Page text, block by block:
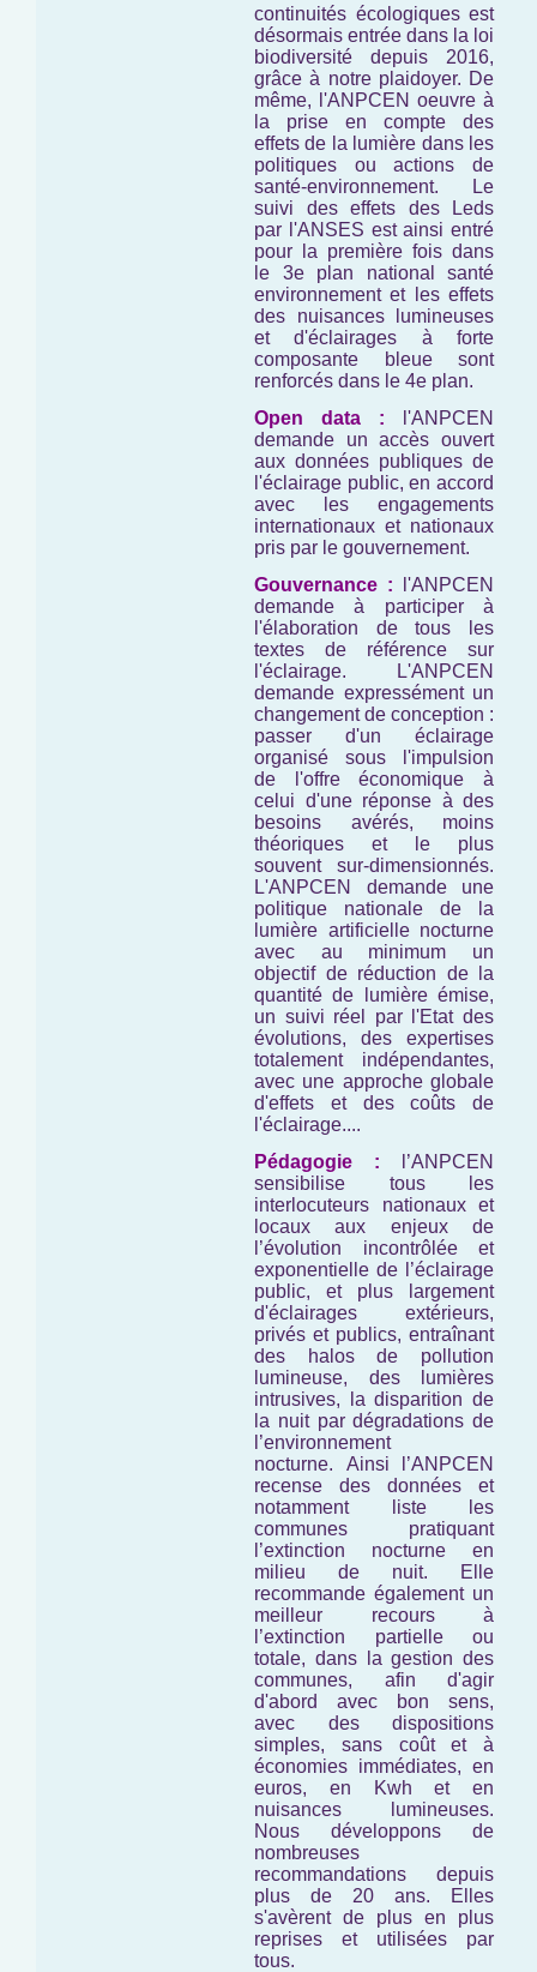
continuités écologiques est
désormais entrée dans la loi
biodiversité depuis 2016,
grâce à notre plaidoyer. De
même, l'ANPCEN oeuvre à
la prise en compte des
effets de la lumière dans les
politiques ou actions de
santé-environnement. Le
suivi des effets des Leds
par l'ANSES est ainsi entré
pour la première fois dans
le 3e plan national santé
environnement et les effets
des nuisances lumineuses
et d'éclairages à forte
composante bleue sont
renforcés dans le 4e plan.
Open data : l'ANPCEN
demande un accès ouvert
aux données publiques de
l'éclairage public, en accord
avec les engagements
internationaux et nationaux
pris par le gouvernement.
Gouvernance :
l'ANPCEN
demande à participer à
l'élaboration de tous les
textes de référence sur
l'éclairage. L'ANPCEN
demande expressément un
changement de conception :
passer d'un éclairage
organisé sous l'impulsion
de l'offre économique à
celui d'une réponse à des
besoins avérés, moins
théoriques et le plus
souvent sur-dimensionnés.
L'ANPCEN demande une
politique nationale de la
lumière artificielle nocturne
avec au minimum un
objectif de réduction de la
quantité de lumière émise,
un suivi réel par l'Etat des
évolutions, des expertises
totalement indépendantes,
avec une approche globale
d'effets et des coûts de
l'éclairage....
Pédagogie :
l’ANPCEN
sensibilise tous les
interlocuteurs nationaux et
locaux aux enjeux de
l’évolution incontrôlée et
exponentielle de l’éclairage
public, et plus largement
d'éclairages extérieurs,
privés et publics, entraînant
des halos de pollution
lumineuse, des lumières
intrusives, la disparition de
la nuit par dégradations de
l’environnement
nocturne. Ainsi l’ANPCEN
recense des données et
notamment liste les
communes pratiquant
l’extinction nocturne en
milieu de nuit. Elle
recommande également un
meilleur recours à
l’extinction partielle ou
totale, dans la gestion des
communes, afin d'agir
d'abord avec bon sens,
avec des dispositions
simples, sans coût et à
économies immédiates, en
euros, en Kwh et en
nuisances lumineuses.
Nous développons de
nombreuses
recommandations depuis
plus de 20 ans. Elles
s'avèrent de plus en plus
reprises et utilisées par
tous.